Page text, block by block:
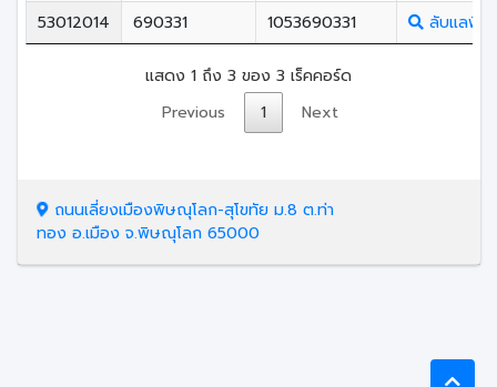
53012014
690331 1053690331 ลับแลพิท
แสดง 1 ถึง 3 ของ 3 เร็คคอร์ด
Previous
1 Next
ถนนเลี่ยงเมืองพิษณุโลก-สุโขทัย ม.8 ต.ท่า
ทอง อ.เมือง จ.พิษณุโลก 65000